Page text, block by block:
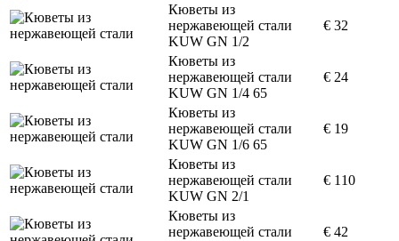
Кюветы из
нержавеющей стали
KUW GN 1/2
€ 32
Кюветы из
нержавеющей стали
KUW GN 1/4 65
€ 24
Кюветы из
нержавеющей стали
KUW GN 1/6 65
€ 19
Кюветы из
нержавеющей стали
KUW GN 2/1
€ 110
Кюветы из
нержавеющей стали
€ 42